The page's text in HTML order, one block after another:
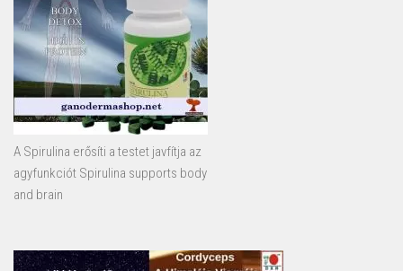
A Spirulina erősíti a testet javfítja az
agyfunkciót Spirulina supports body
and brain